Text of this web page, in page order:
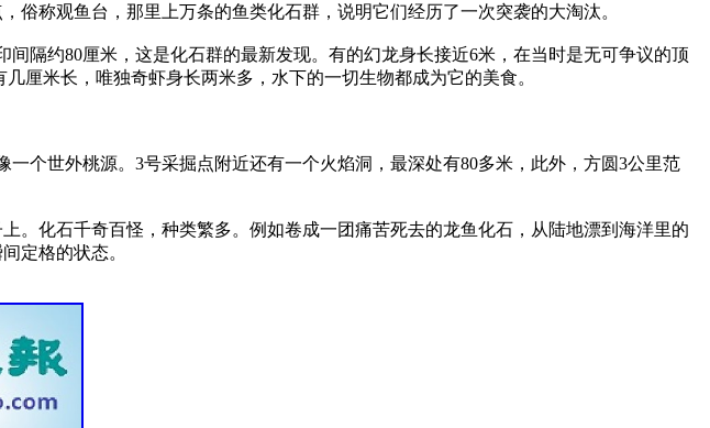
称观鱼台，那里上万条的鱼类化石群，说明它们经历了一次突袭的大淘汰。
隔约80厘米，这是化石群的最新发现。有的幻龙身长接近6米，在当时是无可争议的顶
厘米长，唯独奇虾身长两米多，水下的一切生物都成为它的美食。
个世外桃源。3号采掘点附近还有一个火焰洞，最深处有80多米，此外，方圆3公里范
。化石千奇百怪，种类繁多。例如卷成一团痛苦死去的龙鱼化石，从陆地漂到海洋里的